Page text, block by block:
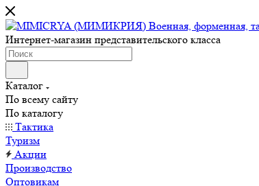
Интернет-магазин представительского класса
Каталог
По всему сайту
По каталогу
Тактика
Туризм
Акции
Производство
Оптовикам